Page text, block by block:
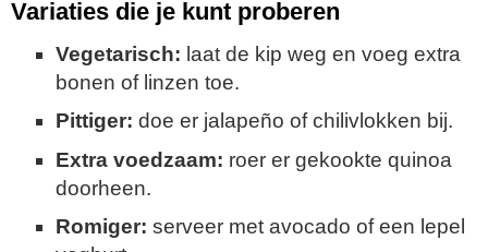
Variaties die je kunt proberen
Vegetarisch: laat de kip weg en voeg extra
bonen of linzen toe.
Pittiger: doe er jalapeño of chilivlokken bij.
Extra voedzaam: roer er gekookte quinoa
doorheen.
Romiger: serveer met avocado of een lepel